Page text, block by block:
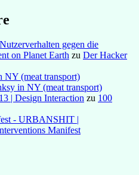
gegen die
on Planet Earth zu Der Hacker
NY (meat transport)
in NY (meat transport)
| Design Interaction zu 100
- URBANSHIT |
Manifest